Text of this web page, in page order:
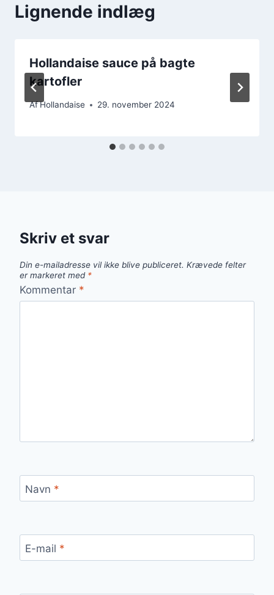
Lignende indlæg
Hollandaise sauce på bagte
kartofler
AfHollandaise 29. november 2024
Skriv et svar
Din e-mailadresse vil ikke blive publiceret. Krævede felter
er markeret med *
Kommentar *
Navn *
E-mail *